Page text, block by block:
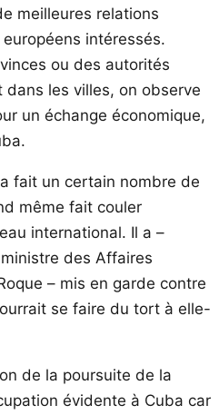
meilleures relations
intéressés.
ou des autorités
les villes, on observe
un échange économique,
fait un certain nombre de
même fait couler
international. Il a –
des Affaires
– mis en garde contre
se faire du tort à elle-
de la poursuite de la
évidente à Cuba car